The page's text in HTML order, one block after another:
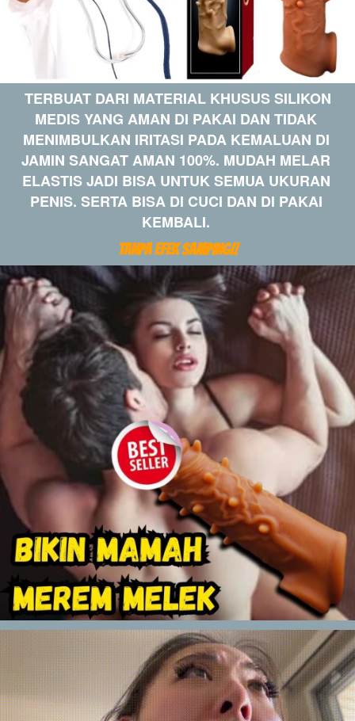
TERBUAT DARI MATERIAL KHUSUS SILIKON
MEDIS YANG AMAN DI PAKAI DAN TIDAK
MENIMBULKAN IRITASI PADA KEMALUAN DI
JAMIN SANGAT AMAN 100%. MUDAH MELAR
ELASTIS JADI BISA UNTUK SEMUA UKURAN
PENIS. SERTA BISA DI CUCI DAN DI PAKAI
KEMBALI.
TANPA EFEK SAMPING!!